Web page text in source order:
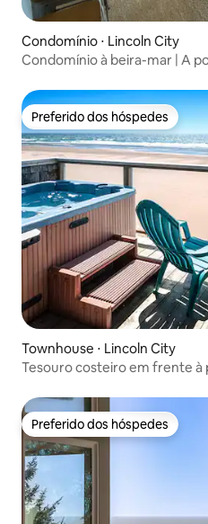
Condomínio ⋅ Lincoln City
Condomínio à beira-mar | A
Preferido dos hóspedes
Preferido dos hóspedes
Townhouse ⋅ Lincoln City
Tesouro costeiro em frente à
Preferido dos hóspedes
Preferido dos hóspedes